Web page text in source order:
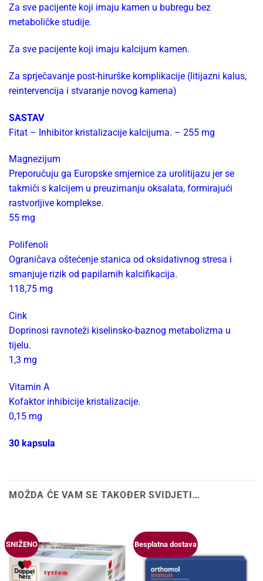
Za sve pacijente koji imaju kamen u bubregu bez
metaboličke studije.
Za sve pacijente koji imaju kalcijum kamen.
Za sprječavanje post-hirurške komplikacije (litijazni kalus,
reintervencija i stvaranje novog kamena)
SASTAV
Fitat – Inhibitor kristalizacije kalcijuma. – 255 mg
Magnezijum
Preporučuju ga Europske smjernice za urolitijazu jer se
takmiči s kalcijem u preuzimanju oksalata, formirajući
rastvorljive komplekse.
55 mg
Polifenoli
Ograničava oštećenje stanica od oksidativnog stresa i
smanjuje rizik od papilarnih kalcifikacija.
118,75 mg
Cink
Doprinosi ravnoteži kiselinsko-baznog metabolizma u
tijelu.
1,3 mg
Vitamin A
Kofaktor inhibicije kristalizacije.
0,15 mg
30 kapsula
MOŽDA ĆE VAM SE TAKOĐER SVIDJETI…
SNIŽENO Besplatna dostava